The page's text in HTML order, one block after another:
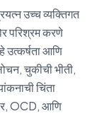
उच्च व्यक्तिगत
परिश्रम करणे
आणि
चुकीची भीती,
चिंता
OCD, आणि